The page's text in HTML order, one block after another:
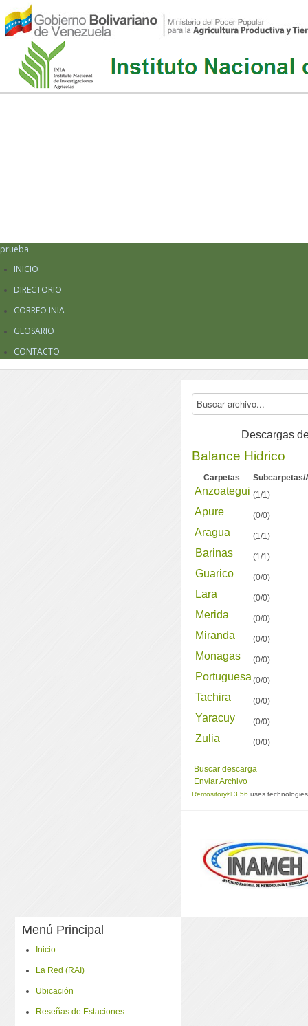
prueba
INICIO
DIRECTORIO
CORREO INIA
GLOSARIO
CONTACTO
Descargas
Balance Hidrico
Carpetas
Anzoategui (1/1)
Apure (0/0)
Aragua (1/1)
Barinas (1/1)
Guarico (0/0)
Lara (0/0)
Merida (0/0)
Miranda (0/0)
Monagas (0/0)
Portuguesa (0/0)
Tachira (0/0)
Yaracuy (0/0)
Zulia (0/0)
Buscar descarga
Enviar Archivo
Remository® 3.56 uses
Menú Principal
Inicio
La Red (RAI)
Ubicación
Reseñas de Estaciones